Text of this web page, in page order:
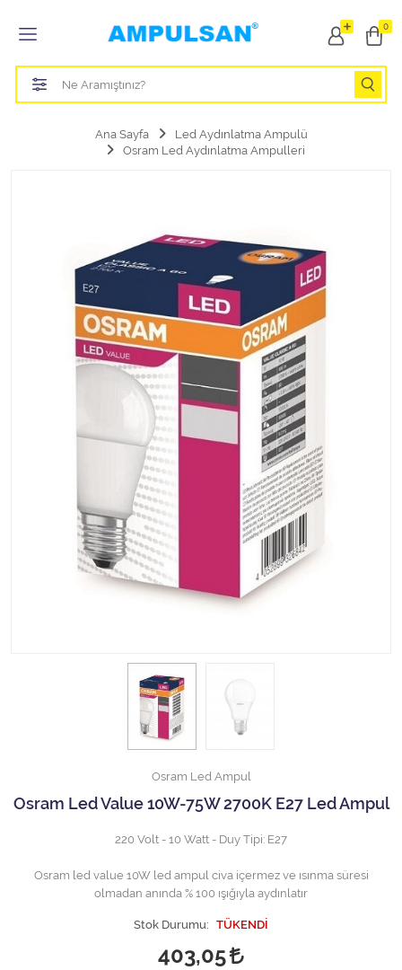
0
Tüm Kategoriler
Led Aydınlatma Ampulü
Otomobil Halojen Far Ampulü
Otomobil Led Far Ampulü
Otomobil Halojen Park Ampulü
Otomobil Led Park Ampulü
Otomobil Gösterge Ampulü
Halojen Off Road Rally Ampulü
Motosiklet Halojen Far Ampulü
Kamyon Halojen Far Ampulü
Kamyon Halojen Park Ampulü
Kamyon Gösterge Ampulü
Ana Sayfa
Led Aydınlatma Ampulü
Osram Led Aydınlatma Ampulleri
Osram Led Ampul
Osram Led Value 10W-75W 2700K E27 Led Ampul
220 Volt - 10 Watt - Duy Tipi: E27
Osram led value 10W led ampul civa içermez ve ısınma süresi
olmadan anında % 100 ışığıyla aydınlatır
Stok Durumu: TÜKENDİ
403,05